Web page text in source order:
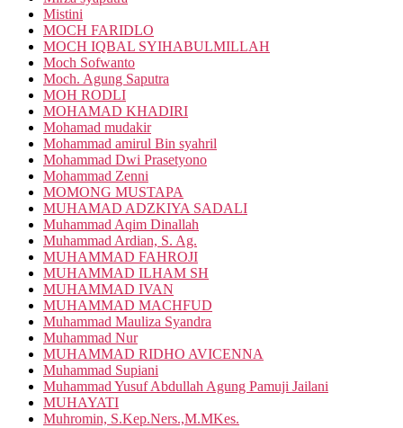
Mistini
MOCH FARIDLO
MOCH IQBAL SYIHABULMILLAH
Moch Sofwanto
Moch. Agung Saputra
MOH RODLI
MOHAMAD KHADIRI
Mohamad mudakir
Mohammad amirul Bin syahril
Mohammad Dwi Prasetyono
Mohammad Zenni
MOMONG MUSTAPA
MUHAMAD ADZKIYA SADALI
Muhammad Aqim Dinallah
Muhammad Ardian, S. Ag.
MUHAMMAD FAHROJI
MUHAMMAD ILHAM SH
MUHAMMAD IVAN
MUHAMMAD MACHFUD
Muhammad Mauliza Syandra
Muhammad Nur
MUHAMMAD RIDHO AVICENNA
Muhammad Supiani
Muhammad Yusuf Abdullah Agung Pamuji Jailani
MUHAYATI
Muhromin, S.Kep.Ners.,M.MKes.